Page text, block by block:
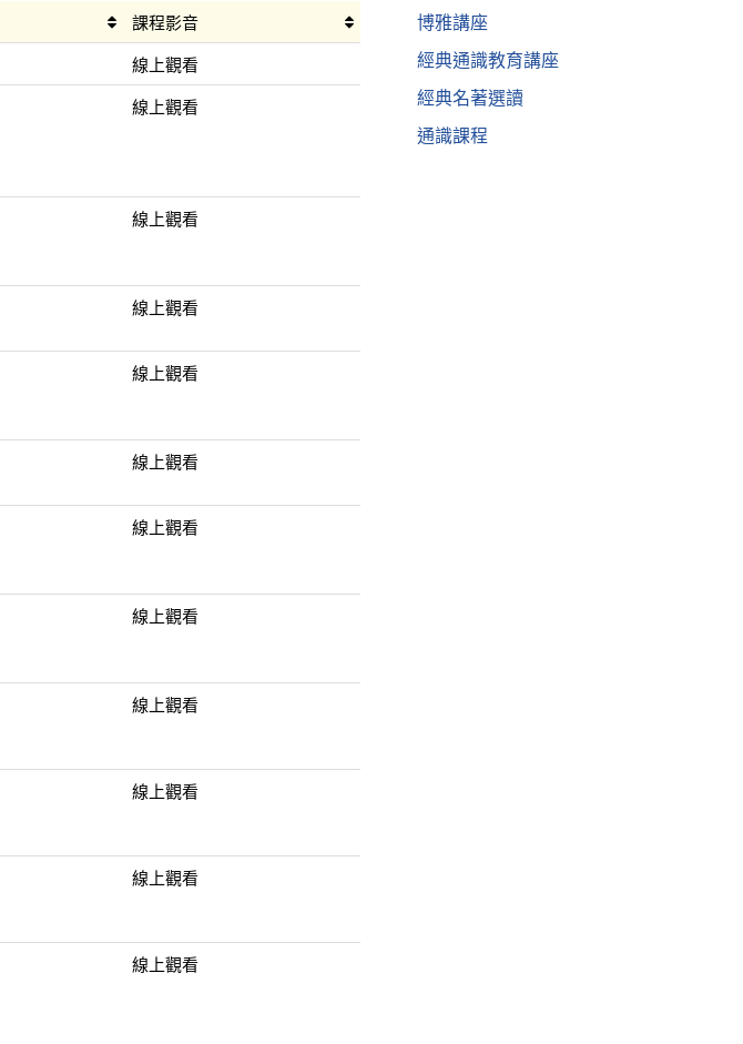
課程影音
線上觀看
線上觀看
線上觀看
線上觀看
線上觀看
線上觀看
線上觀看
線上觀看
線上觀看
線上觀看
線上觀看
線上觀看
博雅講座
經典通識教育講座
經典名著選讀
通識課程